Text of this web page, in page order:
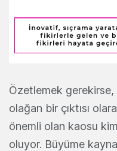
Özetlemek
olağan bir çıktısı
önemli olan kaosu
oluyor. Büyüme